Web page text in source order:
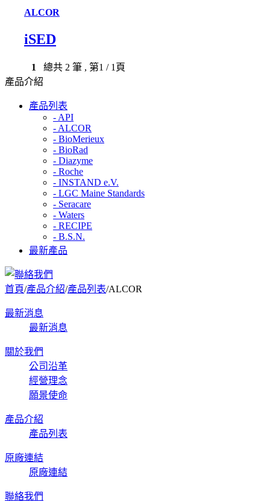
ALCOR
iSED
1 總共 2 筆 , 第1 / 1頁
產品介紹
產品列表
- API
- ALCOR
- BioMerieux
- BioRad
- Diazyme
- Roche
- INSTAND e.V.
- LGC Maine Standards
- Seracare
- Waters
- RECIPE
- B.S.N.
最新產品
首頁/產品介紹/產品列表/ALCOR
最新消息
最新消息
關於我們
公司沿革
經營理念
願景使命
產品介紹
產品列表
原廠連結
原廠連結
聯絡我們